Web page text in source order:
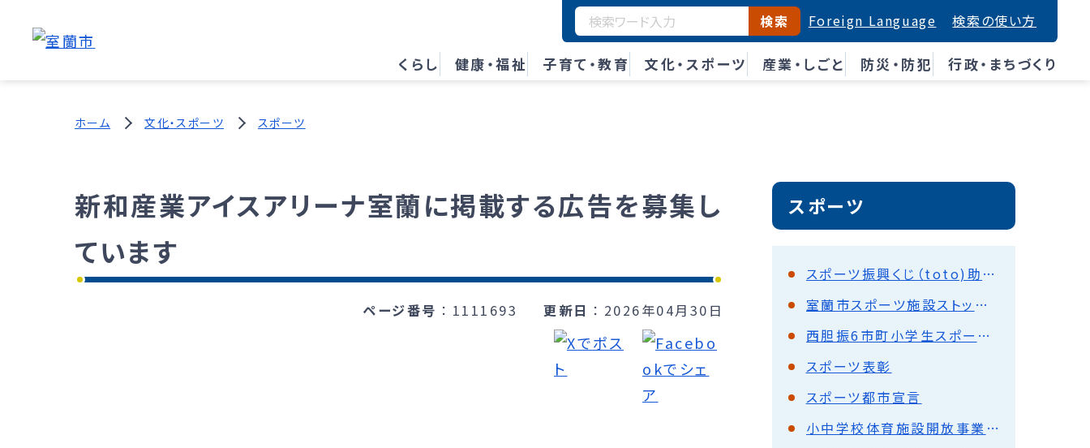
くらし 健康・福祉 子育て・教育 文化・スポーツ 産業・しごと 防災・防犯 行政・まちづくり
検索 Foreign Language 検索の使い方
ホーム 文化・スポーツ スポーツ
新和産業アイスアリーナ室蘭に掲載する広告を募集し
ています
ページ番号 1111693 更新日 2026年04月30日
スポーツ
スポーツ振興くじ（toto)助成事業報告
室蘭市スポーツ施設ストック適正化計画
西胆振6市町小学生スポーツ交流会
スポーツ表彰
スポーツ都市宣言
小中学校体育施設開放事業について